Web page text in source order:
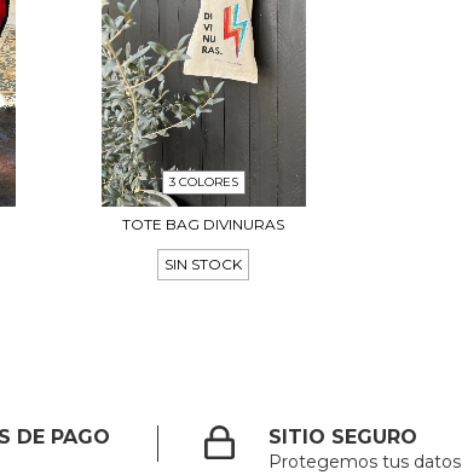
3 COLORES
TOTE BAG DIVINURAS
SIN STOCK
DE PAGO SITIO SEGURO
Protegemos tus datos